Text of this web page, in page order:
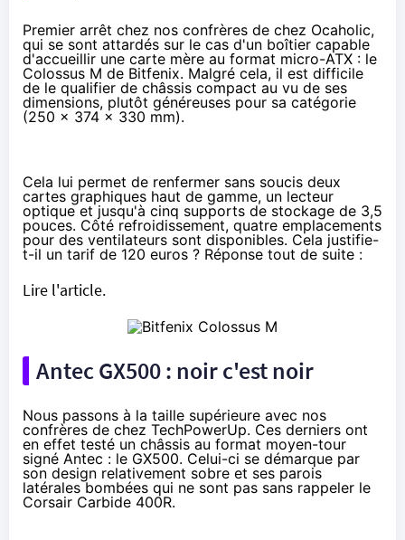
Premier arrêt chez nos confrères de chez Ocaholic,
qui se sont attardés sur le cas d'un boîtier capable
d'accueillir une carte mère au format micro-ATX : le
Colossus M de Bitfenix. Malgré cela, il est difficile
de le qualifier de châssis compact au vu de ses
dimensions, plutôt généreuses pour sa catégorie
(250 x 374 x 330 mm).
Cela lui permet de renfermer sans soucis deux
cartes graphiques haut de gamme, un lecteur
optique et jusqu'à cinq supports de stockage de 3,5
pouces. Côté refroidissement, quatre emplacements
pour des ventilateurs sont disponibles. Cela justifie-
t-il un tarif de 120 euros ? Réponse tout de suite :
Lire l'article.
Antec GX500 : noir c'est noir
Nous passons à la taille supérieure avec nos
confrères de chez TechPowerUp. Ces derniers ont
en effet testé un châssis au format moyen-tour
signé Antec : le GX500. Celui-ci se démarque par
son design relativement sobre et ses parois
latérales bombées qui ne sont pas sans rappeler le
Corsair Carbide 400R.